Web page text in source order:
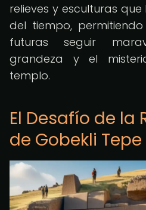
relieves y esculturas
del tiempo,
futuras seguir
grandeza y el
templo.
El Desafío de la
de Gobekli Tepe